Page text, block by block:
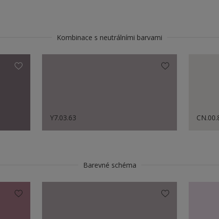
Kombinace s neutrálními barvami
Y7.03.63
Barevné schéma